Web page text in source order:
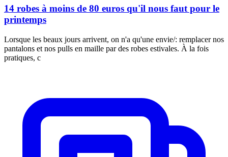
14 robes à moins de 80 euros qu'il nous faut pour le
printemps
Lorsque les beaux jours arrivent, on n'a qu'une envie/: remplacer nos
pantalons et nos pulls en maille par des robes estivales. À la fois
pratiques, c